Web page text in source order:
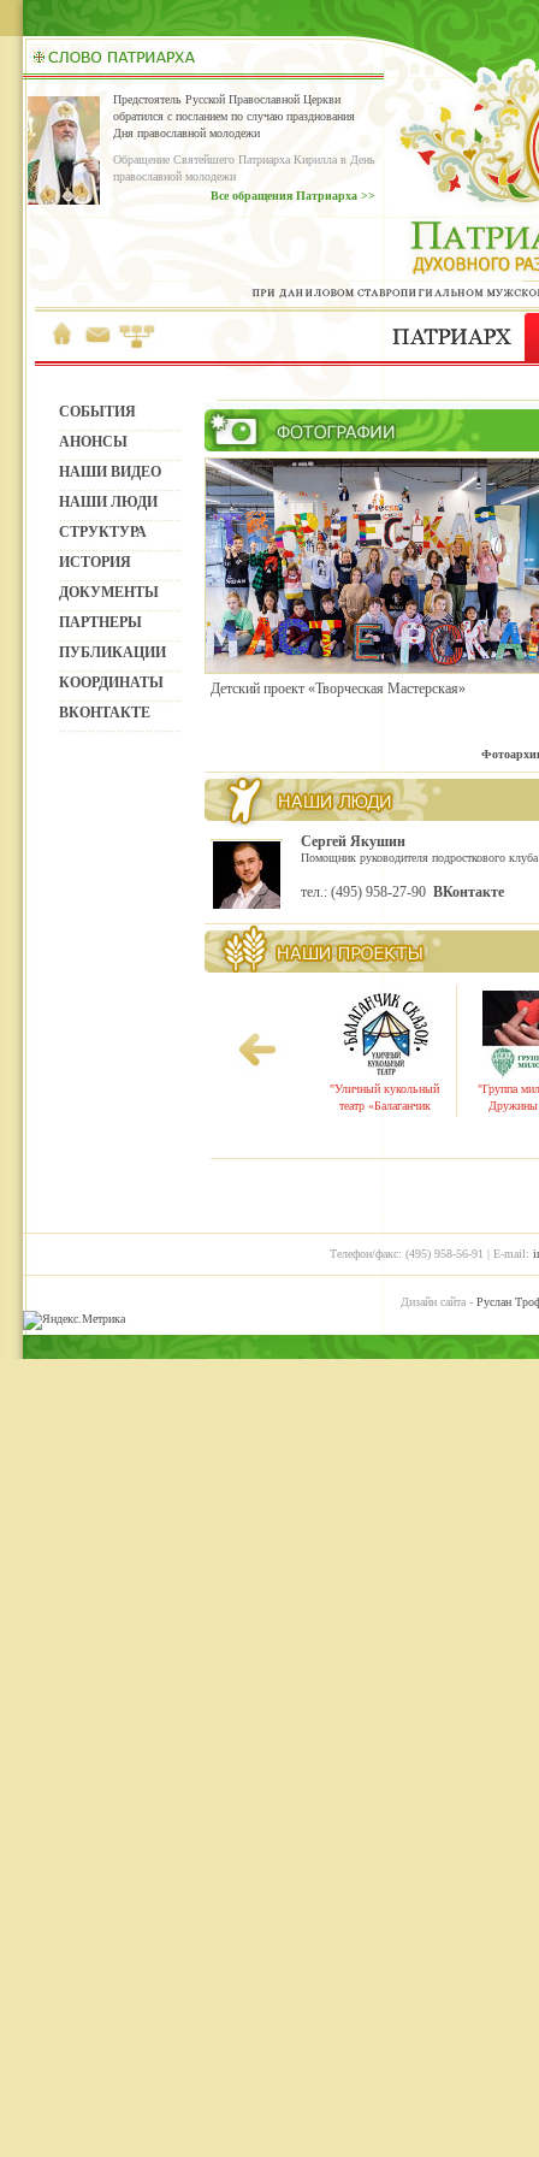
Предстоятель Русской Православной Церкви
обратился с посланием по случаю празднования
Дня православной молодежи
Обращение Святейшего Патриарха Кирилла в День
православной молодежи
Все обращения Патриарха >>
СОБЫТИЯ
АНОНСЫ
НАШИ ВИДЕО
НАШИ ЛЮДИ
СТРУКТУРА
ИСТОРИЯ
ДОКУМЕНТЫ
ПАРТНЕРЫ
ПУБЛИКАЦИИ
КООРДИНАТЫ
ВКОНТАКТЕ
Детский проект «Творческая Мастерская»
Сергей Якушин
Помощник руководителя подросткового
тел.: (495) 958-27-90 ВКонтакте
"Уличный кукольный
театр «Балаганчик
"Группа
Дружины
Телефон/факс: (495) 958-56-91 | E-mail:
Дизайн сайта - Руслан